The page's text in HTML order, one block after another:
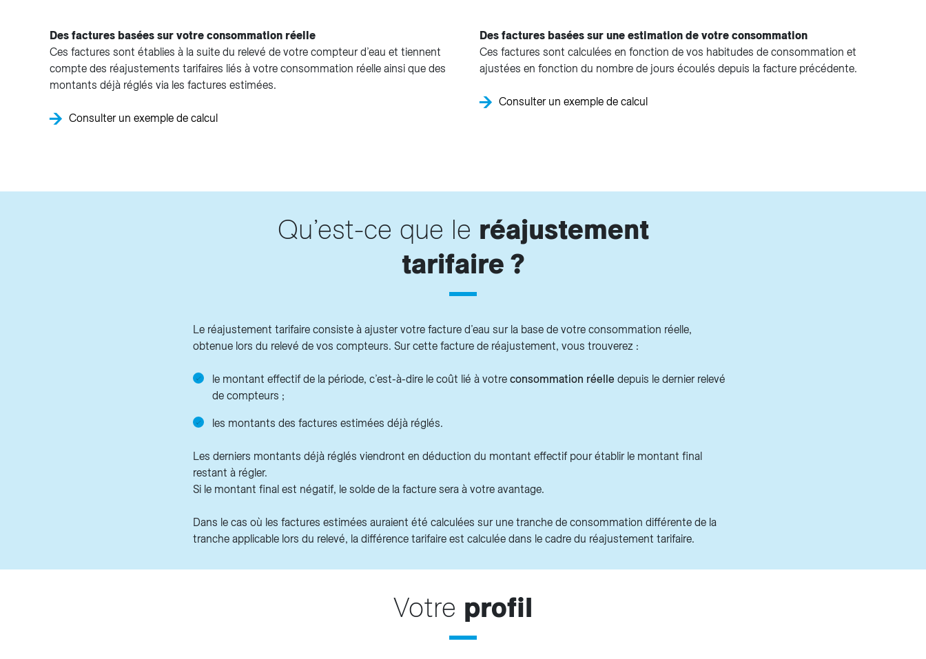
Des factures basées sur votre consommation réelle
Ces factures sont établies à la suite du relevé de votre compteur d’eau et tiennent
compte des réajustements tarifaires liés à votre consommation réelle ainsi que des
montants déjà réglés via les factures estimées.
Consulter un exemple de calcul
Des factures basées sur une estimation de votre consommation
Ces factures sont calculées en fonction de vos habitudes de consommation et
ajustées en fonction du nombre de jours écoulés depuis la facture précédente.
Consulter un exemple de calcul
Qu’est-ce que le réajustement
tarifaire ?
Le réajustement tarifaire consiste à ajuster votre facture d’eau sur la base de votre consommation réelle,
obtenue lors du relevé de vos compteurs. Sur cette facture de réajustement, vous trouverez :
le montant effectif de la période, c’est-à-dire le coût lié à votre consommation réelle depuis le dernier relevé
de compteurs ;
les montants des factures estimées déjà réglés.
Les derniers montants déjà réglés viendront en déduction du montant effectif pour établir le montant final
restant à régler.
Si le montant final est négatif, le solde de la facture sera à votre avantage.
Dans le cas où les factures estimées auraient été calculées sur une tranche de consommation différente de la
tranche applicable lors du relevé, la différence tarifaire est calculée dans le cadre du réajustement tarifaire.
Votre profil